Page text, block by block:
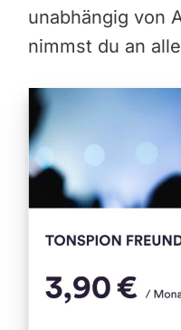
unabhängig von
nimmst du an